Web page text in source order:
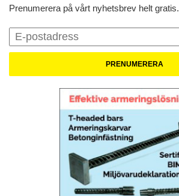
Prenumerera på vårt nyhetsbrev helt gratis.